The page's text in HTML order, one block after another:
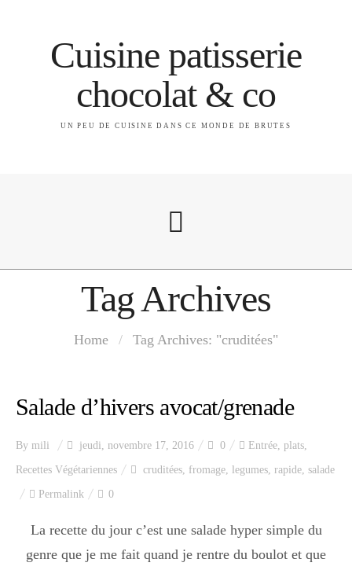
Cuisine patisserie
chocolat & co
UN PEU DE CUISINE DANS CE MONDE DE BRUTES
A propos
Index des recettes
Catégories
Apéro
Entrée
Tag Archives
Home / Tag Archives: "cruditées"
Salade d’hivers avocat/grenade
By mili jeudi, novembre 17, 2016 0 Entrée, plats,
Recettes Végétariennes cruditées, fromage, legumes, rapide, salade
Permalink 0
La recette du jour c’est une salade hyper simple du
genre que je me fait quand je rentre du boulot et que